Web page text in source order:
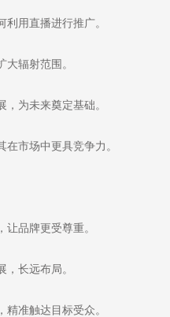
用直播进行推广。
辐射范围。
为未来奠定基础。
市场中更具竞争力。
品牌更受尊重。
长远布局。
准触达目标受众。